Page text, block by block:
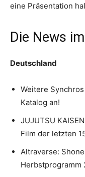
eine Präsentation
Die News
Deutschland
Weitere
Katalog an!
JUJUTSU
Film der letzten
Altraverse:
Herbstprogramm